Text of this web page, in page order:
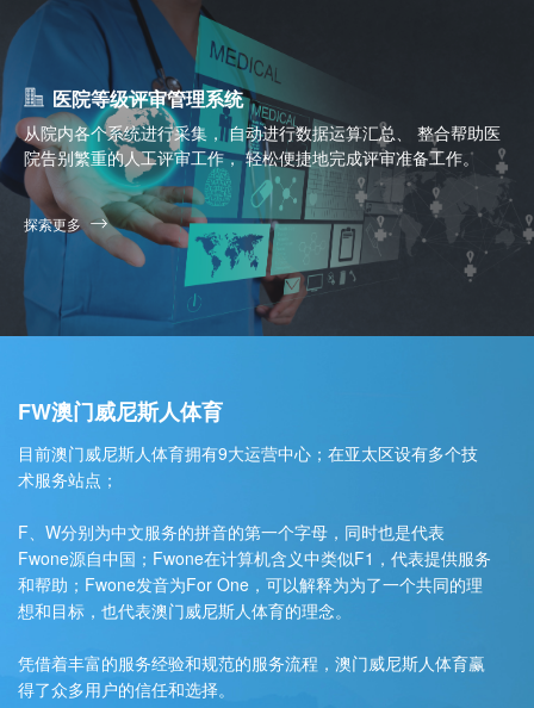
医院等级评审管理系统
从院内各个系统进行采集， 自动进行数据运算汇总、 整合帮助医
院告别繁重的人工评审工作， 轻松便捷地完成评审准备工作。
探索更多
FW澳门威尼斯人体育
目前澳门威尼斯人体育拥有9大运营中心；在亚太区设有多个技
术服务站点；
F、W分别为中文服务的拼音的第一个字母，同时也是代表
Fwone源自中国；Fwone在计算机含义中类似F1，代表提供服务
和帮助；Fwone发音为For One，可以解释为为了一个共同的理
想和目标，也代表澳门威尼斯人体育的理念。
凭借着丰富的服务经验和规范的服务流程，澳门威尼斯人体育赢
得了众多用户的信任和选择。